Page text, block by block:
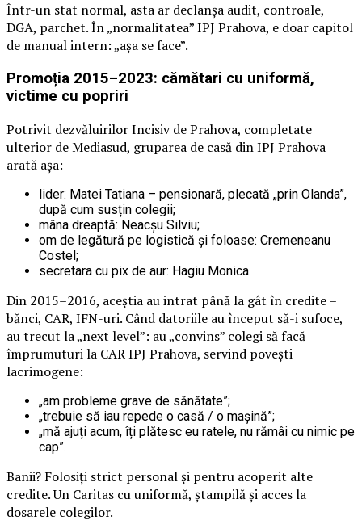
Într-un stat normal, asta ar declanșa audit, controale,
DGA, parchet. În „normalitatea” IPJ Prahova, e doar capitol
de manual intern: „așa se face”.
Promoția 2015–2023: cămătari cu uniformă,
victime cu popriri
Potrivit dezvăluirilor Incisiv de Prahova, completate
ulterior de Mediasud, gruparea de casă din IPJ Prahova
arată așa:
lider: Matei Tatiana – pensionară, plecată „prin Olanda”,
după cum susțin colegii;
mâna dreaptă: Neacșu Silviu;
om de legătură pe logistică și foloase: Cremeneanu
Costel;
secretara cu pix de aur: Hagiu Monica.
Din 2015–2016, aceștia au intrat până la gât în credite –
bănci, CAR, IFN-uri. Când datoriile au început să-i sufoce,
au trecut la „next level”: au „convins” colegi să facă
împrumuturi la CAR IPJ Prahova, servind povești
lacrimogene:
„am probleme grave de sănătate”;
„trebuie să iau repede o casă / o mașină”;
„mă ajuți acum, îți plătesc eu ratele, nu rămâi cu nimic pe
cap”.
Banii? Folosiți strict personal și pentru acoperit alte
credite. Un Caritas cu uniformă, ștampilă și acces la
dosarele colegilor.